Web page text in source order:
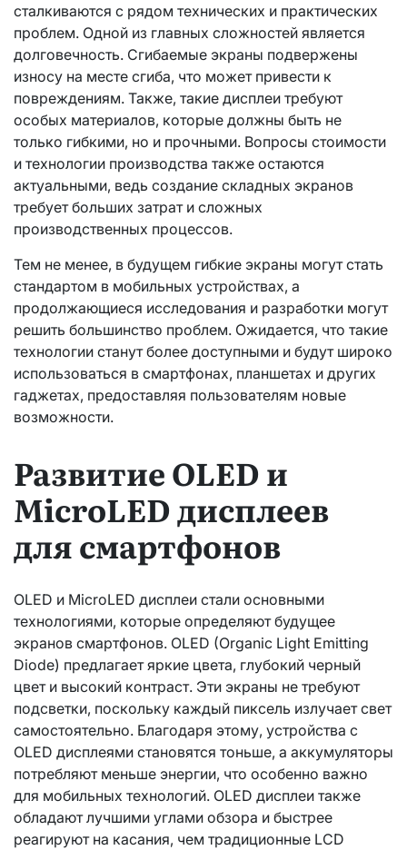
сталкиваются с рядом технических и практических
проблем. Одной из главных сложностей является
долговечность. Сгибаемые экраны подвержены
износу на месте сгиба, что может привести к
повреждениям. Также, такие дисплеи требуют
особых материалов, которые должны быть не
только гибкими, но и прочными. Вопросы стоимости
и технологии производства также остаются
актуальными, ведь создание складных экранов
требует больших затрат и сложных
производственных процессов.
Тем не менее, в будущем гибкие экраны могут стать
стандартом в мобильных устройствах, а
продолжающиеся исследования и разработки могут
решить большинство проблем. Ожидается, что такие
технологии станут более доступными и будут широко
использоваться в смартфонах, планшетах и других
гаджетах, предоставляя пользователям новые
возможности.
Развитие OLED и
MicroLED дисплеев
для смартфонов
OLED и MicroLED дисплеи стали основными
технологиями, которые определяют будущее
экранов смартфонов. OLED (Organic Light Emitting
Diode) предлагает яркие цвета, глубокий черный
цвет и высокий контраст. Эти экраны не требуют
подсветки, поскольку каждый пиксель излучает свет
самостоятельно. Благодаря этому, устройства с
OLED дисплеями становятся тоньше, а аккумуляторы
потребляют меньше энергии, что особенно важно
для мобильных технологий. OLED дисплеи также
обладают лучшими углами обзора и быстрее
реагируют на касания, чем традиционные LCD